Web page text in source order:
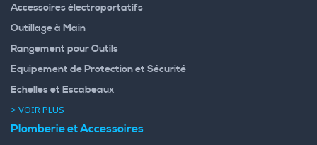
Accessoires électroportatifs
Outillage à Main
Rangement pour Outils
Equipement de Protection et Sécurité
Echelles et Escabeaux
> VOIR PLUS
Plomberie et Accessoires